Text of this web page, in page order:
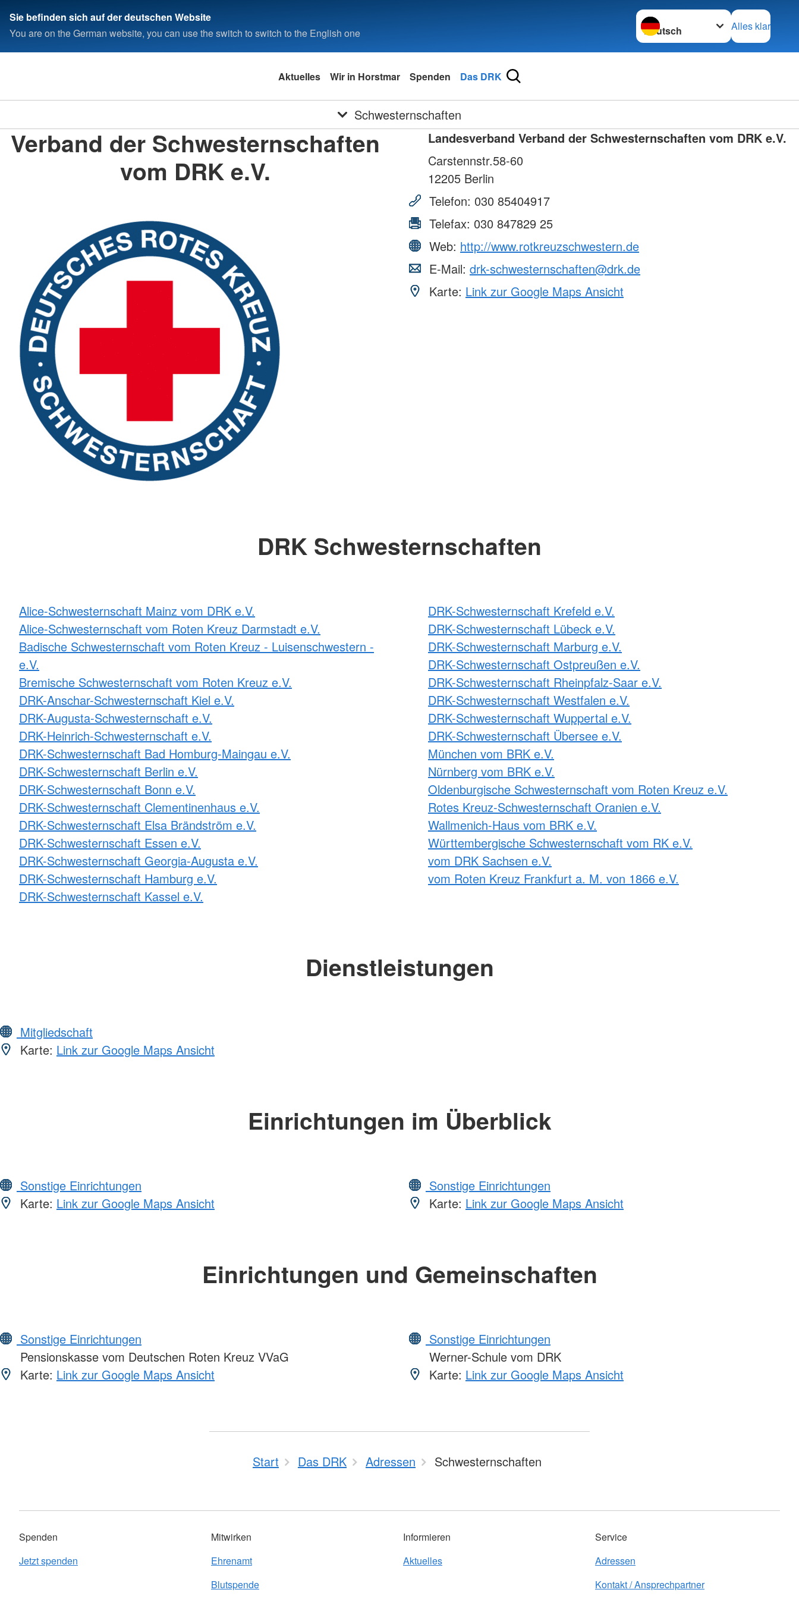
Sie befinden sich auf der deutschen Website
You are on the German website, you can use the switch to switch to the English one
Sprache wechseln zu
Alles klar
Aktuelles Wir in Horstmar Spenden Das DRK
Schwesternschaften
Verband der Schwesternschaften
vom DRK e.V.
Landesverband Verband der Schwesternschaften vom DRK e.V.
Carstennstr.58-60
12205 Berlin
Telefon: 030 85404917
Telefax: 030 847829 25
Web: http://www.rotkreuzschwestern.de
E-Mail: drk-schwesternschaften@drk.de
Karte: Link zur Google Maps Ansicht
DRK Schwesternschaften
Alice-Schwesternschaft Mainz vom DRK e.V.
Alice-Schwesternschaft vom Roten Kreuz Darmstadt e.V.
Badische Schwesternschaft vom Roten Kreuz - Luisenschwestern -
e.V.
Bremische Schwesternschaft vom Roten Kreuz e.V.
DRK-Anschar-Schwesternschaft Kiel e.V.
DRK-Augusta-Schwesternschaft e.V.
DRK-Heinrich-Schwesternschaft e.V.
DRK-Schwesternschaft Bad Homburg-Maingau e.V.
DRK-Schwesternschaft Berlin e.V.
DRK-Schwesternschaft Bonn e.V.
DRK-Schwesternschaft Clementinenhaus e.V.
DRK-Schwesternschaft Elsa Brändström e.V.
DRK-Schwesternschaft Essen e.V.
DRK-Schwesternschaft Georgia-Augusta e.V.
DRK-Schwesternschaft Hamburg e.V.
DRK-Schwesternschaft Kassel e.V.
DRK-Schwesternschaft Krefeld e.V.
DRK-Schwesternschaft Lübeck e.V.
DRK-Schwesternschaft Marburg e.V.
DRK-Schwesternschaft Ostpreußen e.V.
DRK-Schwesternschaft Rheinpfalz-Saar e.V.
DRK-Schwesternschaft Westfalen e.V.
DRK-Schwesternschaft Wuppertal e.V.
DRK-Schwesternschaft Übersee e.V.
München vom BRK e.V.
Nürnberg vom BRK e.V.
Oldenburgische Schwesternschaft vom Roten Kreuz e.V.
Rotes Kreuz-Schwesternschaft Oranien e.V.
Wallmenich-Haus vom BRK e.V.
Württembergische Schwesternschaft vom RK e.V.
vom DRK Sachsen e.V.
vom Roten Kreuz Frankfurt a. M. von 1866 e.V.
Dienstleistungen
Mitgliedschaft
Karte: Link zur Google Maps Ansicht
Einrichtungen im Überblick
Sonstige Einrichtungen
Karte: Link zur Google Maps Ansicht
Sonstige Einrichtungen
Karte: Link zur Google Maps Ansicht
Einrichtungen und Gemeinschaften
Sonstige Einrichtungen
Pensionskasse vom Deutschen Roten Kreuz VVaG
Karte: Link zur Google Maps Ansicht
Sonstige Einrichtungen
Werner-Schule vom DRK
Karte: Link zur Google Maps Ansicht
Start Das DRK Adressen Schwesternschaften
Spenden
Jetzt spenden
Mitwirken
Ehrenamt
Blutspende
Informieren
Aktuelles
Service
Adressen
Kontakt / Ansprechpartner